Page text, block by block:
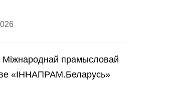
Міжнароднай прамысловай
«ІННАПРАМ.Беларусь»